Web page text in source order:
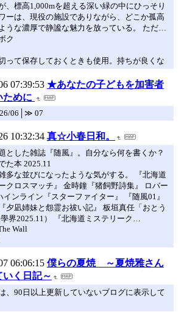
、標高1,000mを超える深い緑の中にひっそり
ーは、現役の施設でありながら、どこか孤高
うな濃厚で静謐な魅力を放っている。 ただ…
ク
って保存しておくときも使用。持ちが良くな
07:39:53 ★あなたの子どもを加害者
ために
06│≫ 07
10:32:34 真☆小春日和。
とした雑誌『随風』。自分なら何を書くか？
た本 2025.11
多な並びになったような気がする。 『北海道
クロスマッチ』 金時鐘『猪飼野詩集』 ロバー
インライン『スターファイター』 『随風01』
夕凪姉妹と怨霊お祓い記』 板垣真任「おとう
界2025.11） 『北海道ミステリーク…
Wall
06:06:15 僕らの夏焼 ～夏焼雅さん
いく日記～
、90日以上更新していないブログに表示して